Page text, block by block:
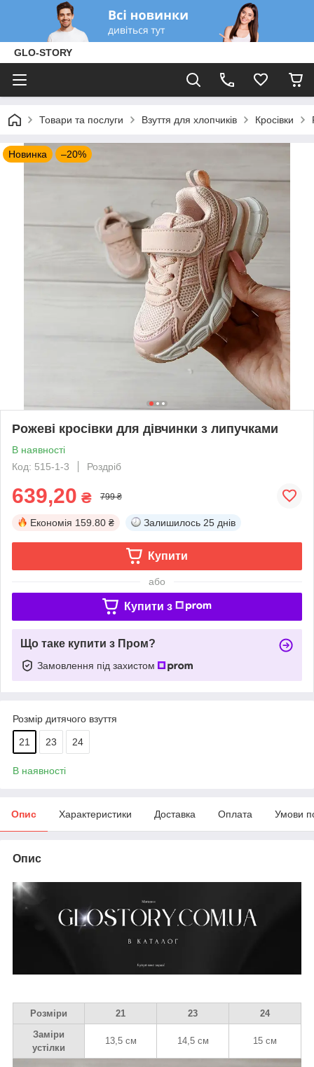
GLO-STORY
Товари та послуги Взуття для хлопчиків Кросівки
Новинка –20%
Рожеві кросівки для дівчинки з липучками
В наявності
Код: 515-1-3
Роздріб
639,20 ₴ 799 ₴
Економія 159.80 ₴ Залишилось 25 днів
Купити
або
Купити з
Що таке купити з Пром?
Замовлення під захистом
Розмір дитячого взуття
21 23 24
В наявності
Опис Характеристики Доставка Оплата Умови
Опис
Розміри 21 23
24
Заміри
устілки
13,5 см 14,5 см 15 см